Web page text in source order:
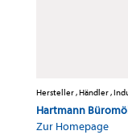
Hersteller , Händler ,
Hartmann
Zur Homepage